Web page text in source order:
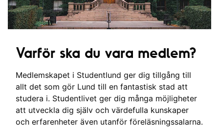
Varför ska du vara medlem?
Medlemskapet i Studentlund ger dig tillgång till
allt det som gör Lund till en fantastisk stad att
studera i. Studentlivet ger dig många möjligheter
att utveckla dig själv och värdefulla kunskaper
och erfarenheter även utanför föreläsningssalarna.